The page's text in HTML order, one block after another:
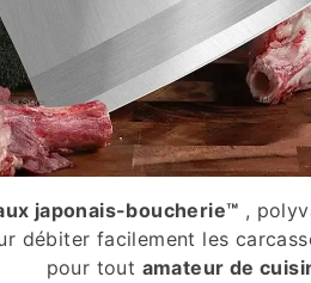
japonais-boucherie™ ,
débiter facilement les
pour tout amateur de